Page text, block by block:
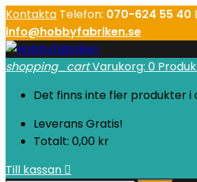
Kontakta Telefon: 070-624 55 40
info@hobbyfabriken.se
shopping_cartVarukorg: 0
Det finns inte fler produkter i
Leverans Gratis!
Totalt: 0,00 kr
Till kassan 